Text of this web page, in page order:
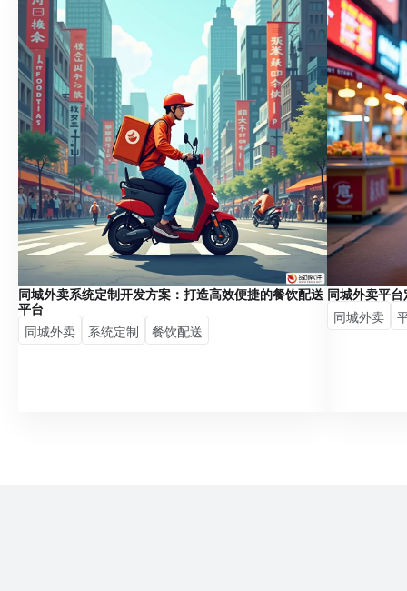
同城外卖系统定制开发方案：打造高效便捷的餐饮配送
平台
同城外卖
系统定制 餐饮配送
同城外卖平
同城外卖